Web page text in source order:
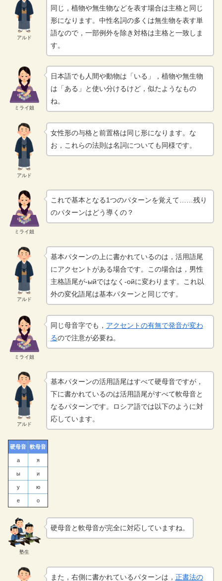
アルド
同じ，植物や無生物などを表す場合は主格と同じ
形になります。中性名詞の多くは無生物を表す単
語なので，一部例外を除き対格は主格と一致しま
す。
ミライ姐
日本語でも人間や動物は「いる」，植物や無生物
は「ある」と使い分けるけど，似たようなもの
ね。
アルド
女性形の与格と前置格は同じ形になります。な
お，これらの法則は名詞についても同様です。
ミライ姐
これで基本となる1つのパターンを覚えて……残り
のパターンはどう導くの？
アルド
基本パターンの上に書かれているのは，活用語尾
にアクセントがある場合です。この場合は，男性
主格語尾が-ыйではなく-ойに変わります。これ以
外の変化語尾は基本パターンと同じです。
ミライ姐
同じ母音字でも， アクセントの有無で発音が変わ
るので注意が必要ね。
アルド
基本パターンの活用語尾はすべて硬母音ですが，
下に書かれているのは活用語尾がすべて軟母音と
なるパターンです。ロシア語では以下のように対
応しています。
硬母音 軟母音
а я
ы и
у ю
е о
塾生
硬母音と軟母音が完全に対応していますね。
また，右側に書かれているパターンは， 正書法の